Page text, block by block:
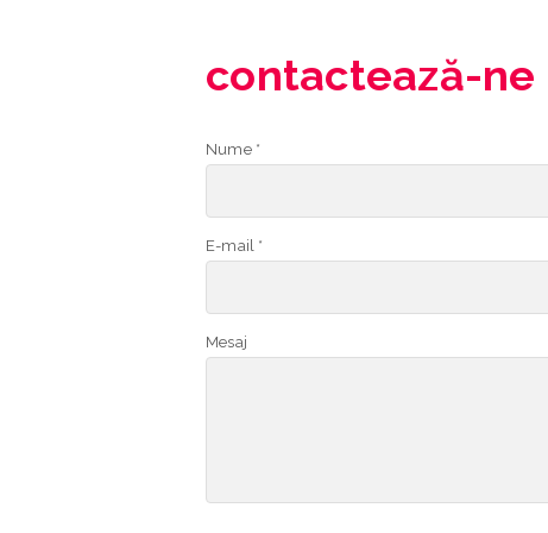
contactează-ne
Nume *
E-mail *
Mesaj